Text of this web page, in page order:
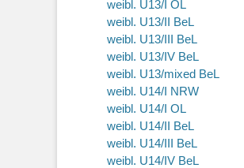
weibl. U13/I OL
weibl. U13/II BeL
weibl. U13/III BeL
weibl. U13/IV BeL
weibl. U13/mixed BeL
weibl. U14/I NRW
weibl. U14/I OL
weibl. U14/II BeL
weibl. U14/III BeL
weibl. U14/IV BeL